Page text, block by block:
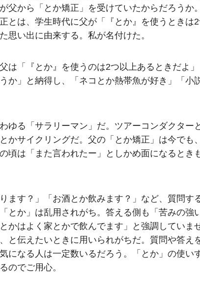
父から「とか矯正」を受けていたからだろうか
とは、学生時代に父が「『とか』を使うときは
思い出に由来する。私が名付けた。
は「『とか』を使うのは2つ以上あるときだよ
か」と納得し、「ネコとか熱帯魚が好き」「小
ゆる「サラリーマン」だ。ツアーコンダクター
かサイクリングだ。父の「とか矯正」は今でも
頃は「また言われたー」としかめ面になるとき
す？」「お酒とか飲みます？」など、質問す
とか」は乱用されがち。答える側も「苦みの強
かはよく家とかで飲んでます」と強調していま
と伝えたいときに用いられがちだ。質問や答え
になる人は一定数いるだろう。「とか」の使い
のでご用心。